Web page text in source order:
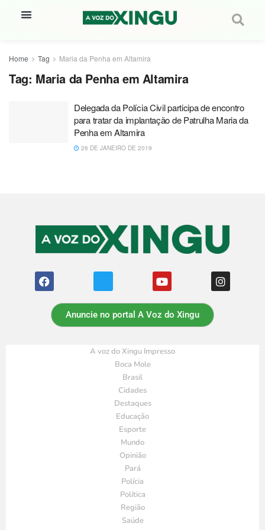
Home Tag Maria da Penha em Altamira
Tag: Maria da Penha em Altamira
Delegada da Polícia Civil participa de encontro
para tratar da implantação de Patrulha Maria da
Penha em Altamira
26 DE JANEIRO DE 2019
Anuncie no portal A Voz do Xingu
A voz do Xingu Impresso
Boca Mole
Brasil
Cidades
Destaques
Educação
Esporte
Mundo
Opinião
Pará
Polícia
Política
Região
Saúde